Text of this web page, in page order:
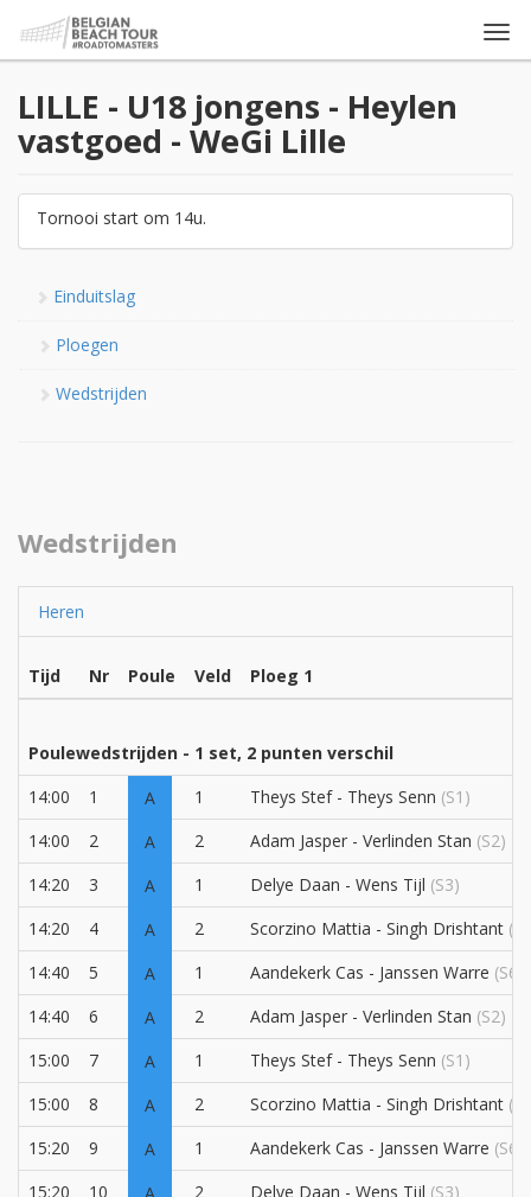
LILLE - U18 jongens - Heylen
vastgoed - WeGi Lille
Tornooi start om 14u.
Einduitslag
Ploegen
Wedstrijden
Wedstrijden
Heren
Tijd Nr Poule Veld Ploeg 1
Poulewedstrijden - 1 set, 2 punten verschil
14:00
1 A 1 Theys Stef - Theys Senn (S1)
14:00
2 A 2 Adam Jasper - Verlinden Stan (S2)
14:20
3 A 1 Delye Daan - Wens Tijl (S3)
14:20
4 A 2 Scorzino Mattia - Singh Drishtant
14:40
5 A 1 Aandekerk Cas - Janssen Warre (S6)
14:40
6 A 2 Adam Jasper - Verlinden Stan (S2)
15:00
7 A 1 Theys Stef - Theys Senn (S1)
15:00
8 A 2 Scorzino Mattia - Singh Drishtant
15:20
9 A 1 Aandekerk Cas - Janssen Warre (S6)
15:20
10 2 Delye Daan - Wens Tijl (S3)